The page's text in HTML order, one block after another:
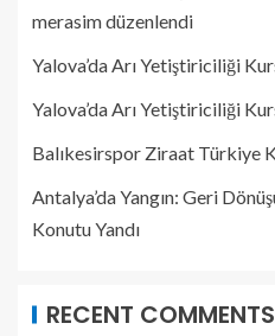
merasim düzenlendi
Yalova’da Arı Yetiştiriciliği
Yalova’da Arı Yetiştiriciliği
Balıkesirspor Ziraat Türkiye
Antalya’da Yangın: Geri
Konutu Yandı
RECENT COMMENTS